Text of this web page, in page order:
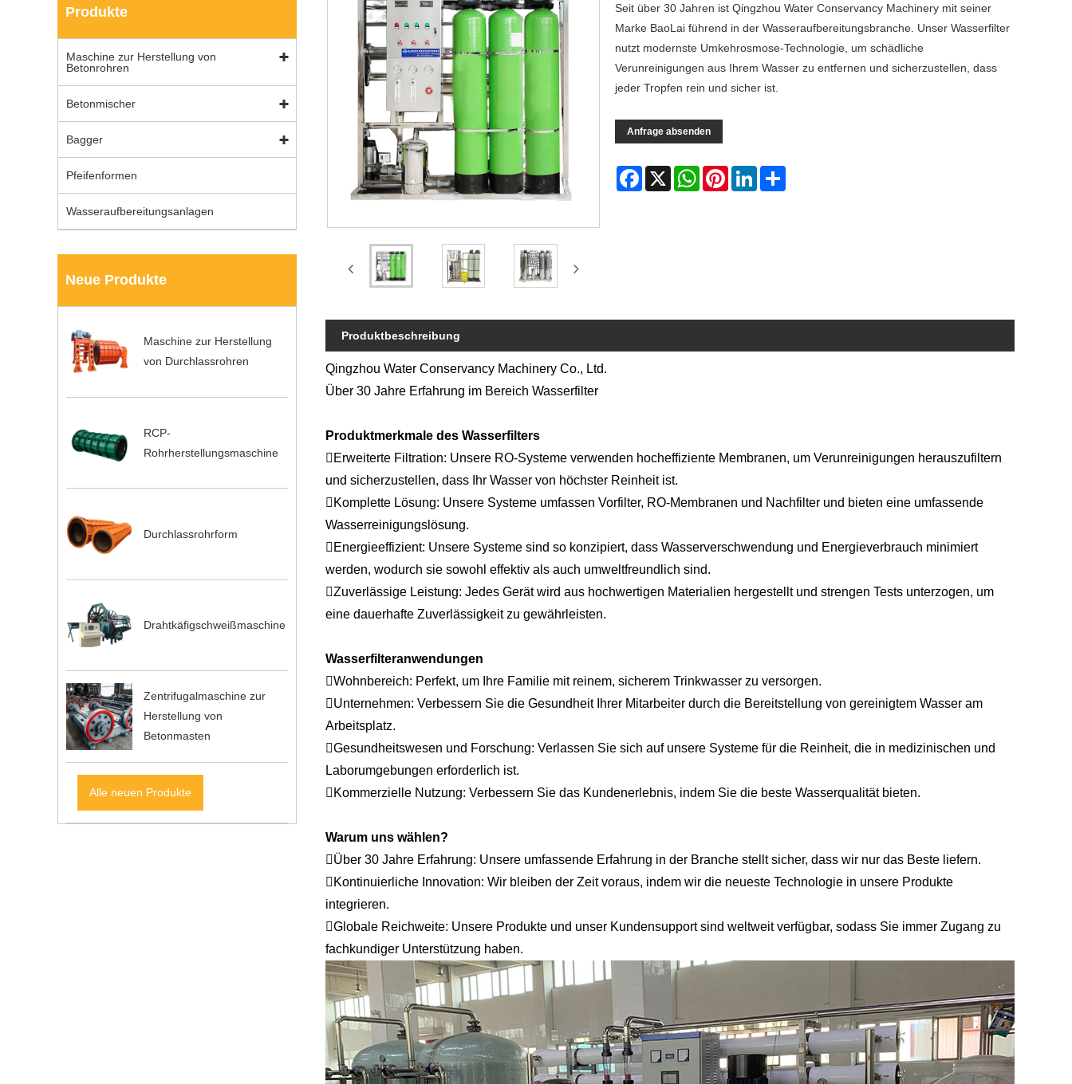
Produkte
Maschine zur Herstellung von
Betonrohren
Betonmischer
Bagger
Pfeifenformen
Wasseraufbereitungsanlagen
Neue Produkte
Maschine zur Herstellung
von Durchlassrohren
RCP-
Rohrherstellungsmaschine
Durchlassrohrform
Drahtkäfigschweißmaschine
Zentrifugalmaschine zur
Herstellung von
Betonmasten
Alle neuen Produkte
Seit über 30 Jahren ist Qingzhou Water Conservancy Machinery mit seiner
Marke BaoLai führend in der Wasseraufbereitungsbranche. Unser Wasserfilter
nutzt modernste Umkehrosmose-Technologie, um schädliche
Verunreinigungen aus Ihrem Wasser zu entfernen und sicherzustellen, dass
jeder Tropfen rein und sicher ist.
Anfrage absenden
Facebook
X WhatsAppPinterestLinkedInShare
Produktbeschreibung
Qingzhou Water Conservancy Machinery Co., Ltd.
Über 30 Jahre Erfahrung im Bereich Wasserfilter
Produktmerkmale des Wasserfilters
Erweiterte Filtration: Unsere RO-Systeme verwenden hocheffiziente Membranen, um Verunreinigungen herauszufiltern
und sicherzustellen, dass Ihr Wasser von höchster Reinheit ist.
Komplette Lösung: Unsere Systeme umfassen Vorfilter, RO-Membranen und Nachfilter und bieten eine umfassende
Wasserreinigungslösung.
Energieeffizient: Unsere Systeme sind so konzipiert, dass Wasserverschwendung und Energieverbrauch minimiert
werden, wodurch sie sowohl effektiv als auch umweltfreundlich sind.
Zuverlässige Leistung: Jedes Gerät wird aus hochwertigen Materialien hergestellt und strengen Tests unterzogen, um
eine dauerhafte Zuverlässigkeit zu gewährleisten.
Wasserfilteranwendungen
Wohnbereich: Perfekt, um Ihre Familie mit reinem, sicherem Trinkwasser zu versorgen.
Unternehmen: Verbessern Sie die Gesundheit Ihrer Mitarbeiter durch die Bereitstellung von gereinigtem Wasser am
Arbeitsplatz.
Gesundheitswesen und Forschung: Verlassen Sie sich auf unsere Systeme für die Reinheit, die in medizinischen und
Laborumgebungen erforderlich ist.
Kommerzielle Nutzung: Verbessern Sie das Kundenerlebnis, indem Sie die beste Wasserqualität bieten.
Warum uns wählen?
Über 30 Jahre Erfahrung: Unsere umfassende Erfahrung in der Branche stellt sicher, dass wir nur das Beste liefern.
Kontinuierliche Innovation: Wir bleiben der Zeit voraus, indem wir die neueste Technologie in unsere Produkte
integrieren.
Globale Reichweite: Unsere Produkte und unser Kundensupport sind weltweit verfügbar, sodass Sie immer Zugang zu
fachkundiger Unterstützung haben.